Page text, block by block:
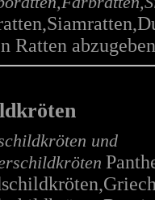
Ratten abzugeben
und